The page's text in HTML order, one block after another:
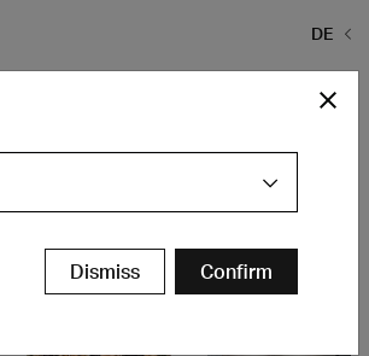
DE
die mit Fliesen für den Außenbereich
liegen, anzeigt.
Dismiss Confirm